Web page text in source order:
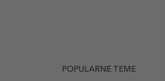
POPULARNE TEME